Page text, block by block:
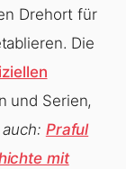
Drehort für
Die
und Serien,
Praful
mit